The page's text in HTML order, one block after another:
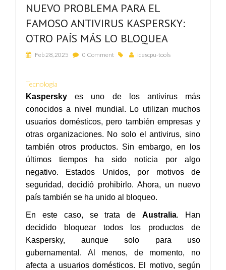
NUEVO PROBLEMA PARA EL
FAMOSO ANTIVIRUS KASPERSKY:
OTRO PAÍS MÁS LO BLOQUEA
Feb 28, 2025 0 Comment idescpu-tools
Tecnología
Kaspersky es uno de los antivirus más
conocidos a nivel mundial. Lo utilizan muchos
usuarios domésticos, pero también empresas y
otras organizaciones. No solo el antivirus, sino
también otros productos. Sin embargo, en los
últimos tiempos ha sido noticia por algo
negativo. Estados Unidos, por motivos de
seguridad, decidió prohibirlo. Ahora, un nuevo
país también se ha unido al bloqueo.
En este caso, se trata deAustralia. Han
decidido bloquear todos los productos de
Kaspersky, aunque solo para uso
gubernamental. Al menos, de momento, no
afecta a usuarios domésticos. El motivo, según